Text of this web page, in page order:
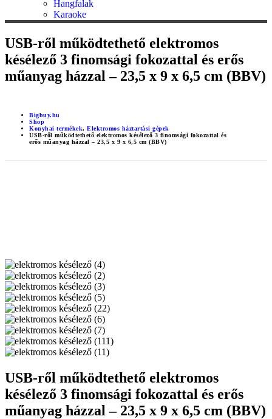
Hangfalak
Karaoke
USB-ről működtethető elektromos
késélező 3 finomsági fokozattal és erős
műanyag házzal – 23,5 x 9 x 6,5 cm (BBV)
Bigbuy.hu
Shop
Konyhai termékek, Elektromos háztartási gépek
USB-ről működtethető elektromos késélező 3 finomsági fokozattal és
erős műanyag házzal – 23,5 x 9 x 6,5 cm (BBV)
USB-ről működtethető elektromos
késélező 3 finomsági fokozattal és erős
műanyag házzal – 23,5 x 9 x 6,5 cm (BBV)